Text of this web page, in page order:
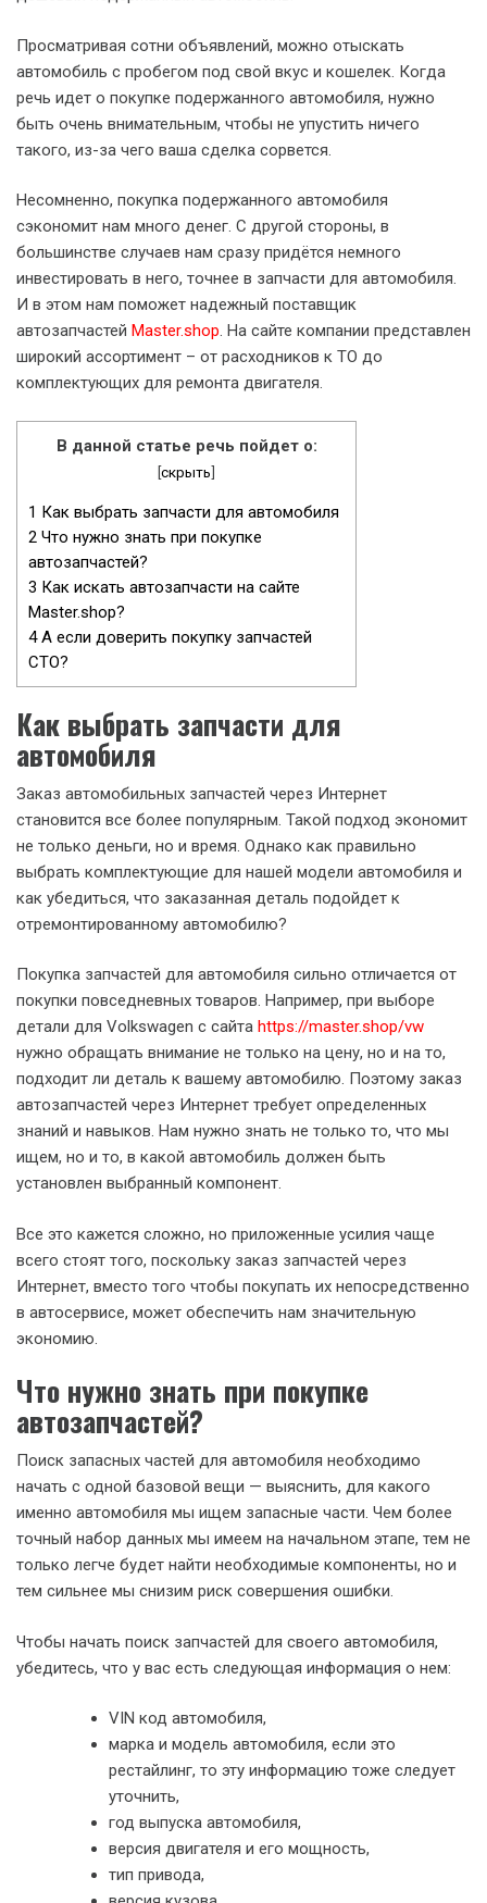
Просматривая сотни объявлений, можно отыскать
автомобиль с пробегом под свой вкус и кошелек. Когда
речь идет о покупке подержанного автомобиля, нужно
быть очень внимательным, чтобы не упустить ничего
такого, из-за чего ваша сделка сорвется.
Несомненно, покупка подержанного автомобиля
сэкономит нам много денег. С другой стороны, в
большинстве случаев нам сразу придётся немного
инвестировать в него, точнее в запчасти для автомобиля.
И в этом нам поможет надежный поставщик
автозапчастей Master.shop. На сайте компании представлен
широкий ассортимент – от расходников к ТО до
комплектующих для ремонта двигателя.
В данной статье речь пойдет о:
[скрыть]
1 Как выбрать запчасти для автомобиля
2 Что нужно знать при покупке
автозапчастей?
3 Как искать автозапчасти на сайте
Master.shop?
4А если доверить покупку запчастей
СТО?
Как выбрать запчасти для
автомобиля
Заказ автомобильных запчастей через Интернет
становится все более популярным. Такой подход экономит
не только деньги, но и время. Однако как правильно
выбрать комплектующие для нашей модели автомобиля и
как убедиться, что заказанная деталь подойдет к
отремонтированному автомобилю?
Покупка запчастей для автомобиля сильно отличается от
покупки повседневных товаров. Например, при выборе
детали для Volkswagen с сайта https://master.shop/vw
нужно обращать внимание не только на цену, но и на то,
подходит ли деталь к вашему автомобилю. Поэтому заказ
автозапчастей через Интернет требует определенных
знаний и навыков. Нам нужно знать не только то, что мы
ищем, но и то, в какой автомобиль должен быть
установлен выбранный компонент.
Все это кажется сложно, но приложенные усилия чаще
всего стоят того, поскольку заказ запчастей через
Интернет, вместо того чтобы покупать их непосредственно
в автосервисе, может обеспечить нам значительную
экономию.
Что нужно знать при покупке
автозапчастей?
Поиск запасных частей для автомобиля необходимо
начать с одной базовой вещи — выяснить, для какого
именно автомобиля мы ищем запасные части. Чем более
точный набор данных мы имеем на начальном этапе, тем не
только легче будет найти необходимые компоненты, но и
тем сильнее мы снизим риск совершения ошибки.
Чтобы начать поиск запчастей для своего автомобиля,
убедитесь, что у вас есть следующая информация о нем:
VIN код автомобиля,
марка и модель автомобиля, если это
рестайлинг, то эту информацию тоже следует
уточнить,
год выпуска автомобиля,
версия двигателя и его мощность,
тип привода,